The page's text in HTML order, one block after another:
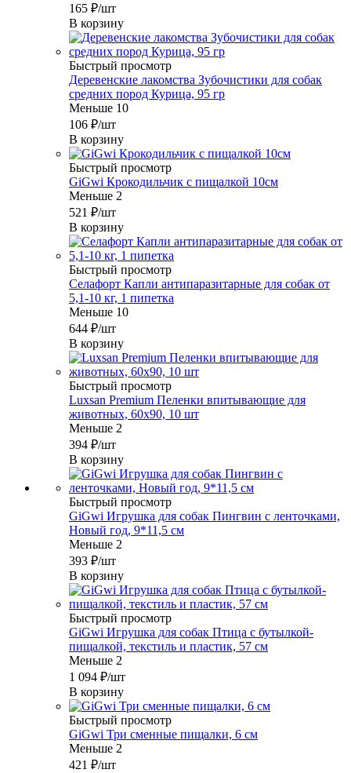
165 ₽/шт
В корзину
Быстрый просмотр
Деревенские лакомства Зубочистики для собак
средних пород Курица, 95 гр
Меньше 10
106 ₽/шт
В корзину
Быстрый просмотр
GiGwi Крокодильчик с пищалкой 10см
Меньше 2
521 ₽/шт
В корзину
Быстрый просмотр
Селафорт Капли антипаразитарные для собак от
5,1-10 кг, 1 пипетка
Меньше 10
644 ₽/шт
В корзину
Быстрый просмотр
Luxsan Premium Пеленки впитывающие для
животных, 60х90, 10 шт
Меньше 2
394 ₽/шт
В корзину
Быстрый просмотр
GiGwi Игрушка для собак Пингвин с ленточками,
Новый год, 9*11,5 см
Меньше 2
393 ₽/шт
В корзину
Быстрый просмотр
GiGwi Игрушка для собак Птица с бутылкой-
пищалкой, текстиль и пластик, 57 см
Меньше 2
1 094 ₽/шт
В корзину
Быстрый просмотр
GiGwi Три сменные пищалки, 6 см
Меньше 2
421 ₽/шт